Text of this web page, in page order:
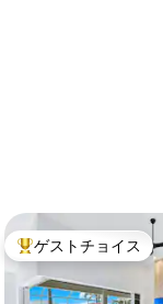
大好評のゲストチョ
ゲストチョイス